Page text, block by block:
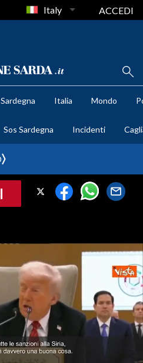
Italy ACCEDI
Sardegna Italia Mondo
Sos Sardegna Incidenti